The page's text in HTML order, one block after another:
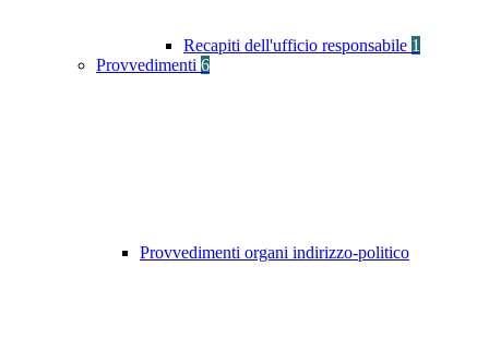
Recapiti dell'ufficio responsabile 1
Provvedimenti 6
Provvedimenti organi indirizzo-politico